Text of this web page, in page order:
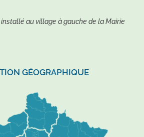
au village à gauche de la Mairie
GÉOGRAPHIQUE